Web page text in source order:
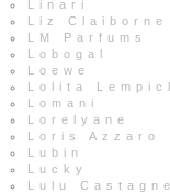
Linari
Liz Claiborne
LM Parfums
Lobogal
Loewe
Lolita
Lomani
Lorelyane
Loris Azzaro
Lubin
Lucky
Lulu